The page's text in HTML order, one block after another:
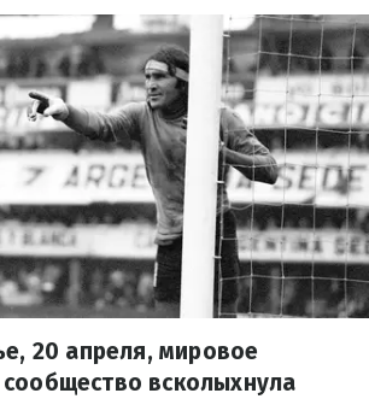
20 апреля, мировое
всколыхнула